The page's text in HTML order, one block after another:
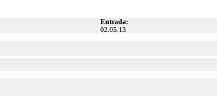
Entrada:
02.05.13